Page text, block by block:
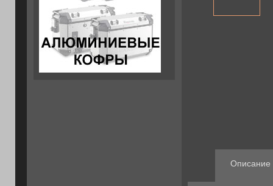
Описание